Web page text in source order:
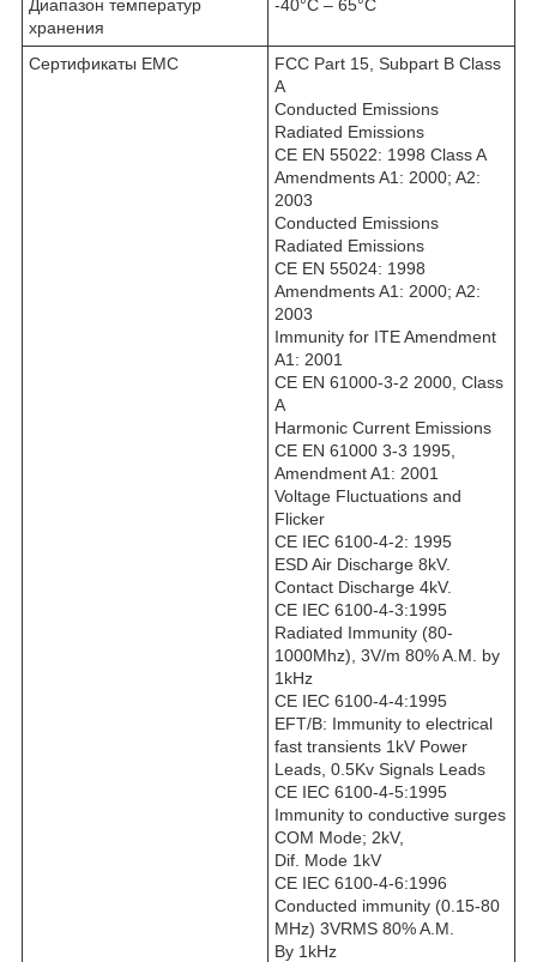
Диапазон температур
хранения
-40°C – 65°C
Сертификаты EMC
FCC Part 15, Subpart B Class
A
Conducted Emissions
Radiated Emissions
CE EN 55022: 1998 Class A
Amendments A1: 2000; A2:
2003
Conducted Emissions
Radiated Emissions
CE EN 55024: 1998
Amendments A1: 2000; A2:
2003
Immunity for ITE Amendment
A1: 2001
CE EN 61000-3-2 2000, Class
A
Harmonic Current Emissions
CE EN 61000 3-3 1995,
Amendment A1: 2001
Voltage Fluctuations and
Flicker
CE IEC 6100-4-2: 1995
ESD Air Discharge 8kV.
Contact Discharge 4kV.
CE IEC 6100-4-3:1995
Radiated Immunity (80-
1000Mhz), 3V/m 80% A.M. by
1kHz
CE IEC 6100-4-4:1995
EFT/B: Immunity to electrical
fast transients 1kV Power
Leads, 0.5Kv Signals Leads
CE IEC 6100-4-5:1995
Immunity to conductive surges
COM Mode; 2kV,
Dif. Mode 1kV
CE IEC 6100-4-6:1996
Conducted immunity (0.15-80
MHz) 3VRMS 80% A.M.
By 1kHz